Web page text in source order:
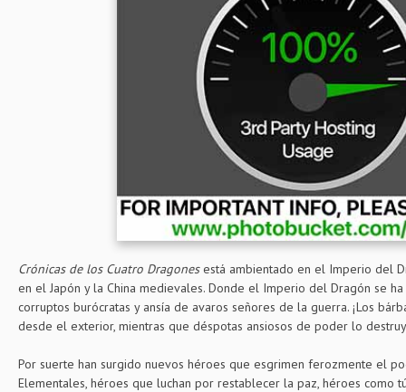
Crónicas de los Cuatro Dragonesestá ambientado en el Imperio del
en el Japón y la China medievales. Donde el Imperio del Dragón se
corruptos burócratas y ansía de avaros señores de la guerra. ¡Los
desde el exterior, mientras que déspotas ansiosos de poder lo
Por suerte han surgido nuevos héroes que esgrimen ferozmente el
Elementales, héroes que luchan por restablecer la paz, héroes como